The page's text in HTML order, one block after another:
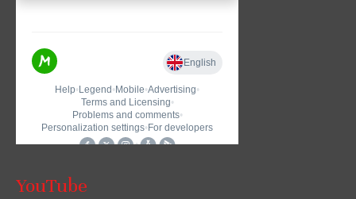
YouTube